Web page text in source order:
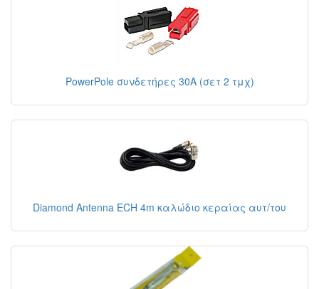
PowerPole συνδετήρες 30A (σετ 2 τμχ)
Diamond Antenna ECH 4m καλώδιο κεραίας αυτ/του